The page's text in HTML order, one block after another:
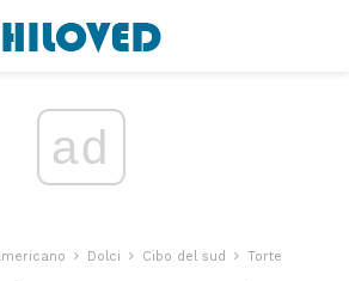
ad
Dolci Cibo del sud Torte